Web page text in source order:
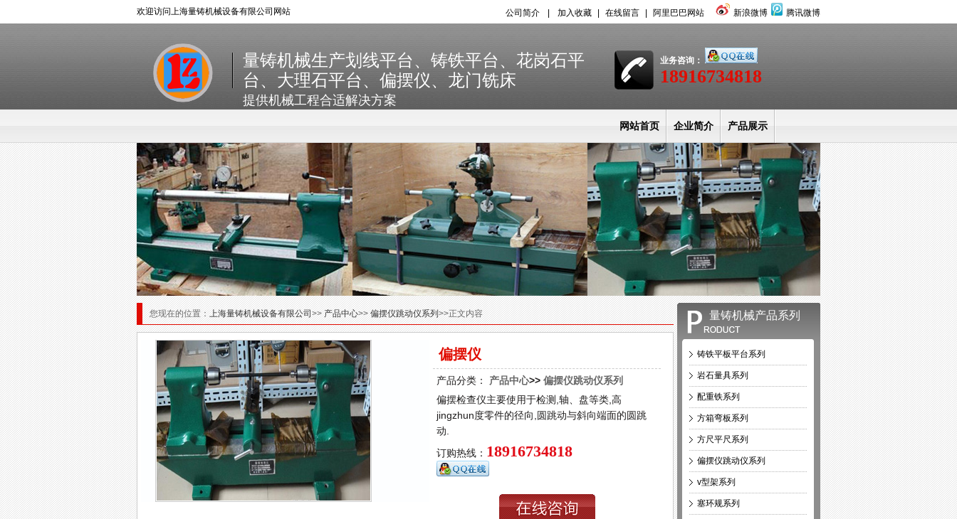
欢迎访问上海量铸机械设备有限公司网站 公司简介 加入收藏 在线留言 阿里巴巴网站 新浪微博 腾讯微博
量铸机械生产划线平台、铸铁平台、花岗石平
台、大理石平台、偏摆仪、龙门铣床
提供机械工程合适解决方案
业务咨询：
18916734818
网站首页 企业简介 产品展示
新闻中心 服务客户 生产现场
网站公告 联系方式
您现在的位置： 上海量铸机械设备有限公司>>产品中心>>偏摆仪跳动仪系列>>正文内容
偏摆仪
产品分类： 产品中心>> 偏摆仪跳动仪系列
偏摆检查仪主要使用于检测,轴、盘等类,高
jingzhun度零件的径向,圆跳动与斜向端面的圆跳
动.
订购热线： 18916734818
量铸机械产品系列
铸铁平板平台系列
岩石量具系列
配重铁系列
方箱弯板系列
方尺平尺系列
偏摆仪跳动仪系列
v型架系列
塞环规系列